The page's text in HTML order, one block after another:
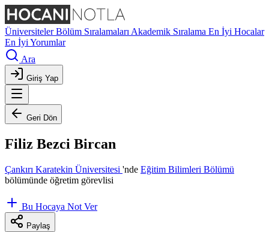
ÜniversitelerBölüm Sıralamaları Akademik Sıralama En İyi Hocalar
En İyi Yorumlar
Ara
Giriş Yap
Geri Dön
Filiz Bezci Bircan
Çankırı Karatekin Üniversitesi 'nde Eğitim Bilimleri Bölümü
bölümünde öğretim görevlisi
Bu Hocaya Not Ver
Paylaş